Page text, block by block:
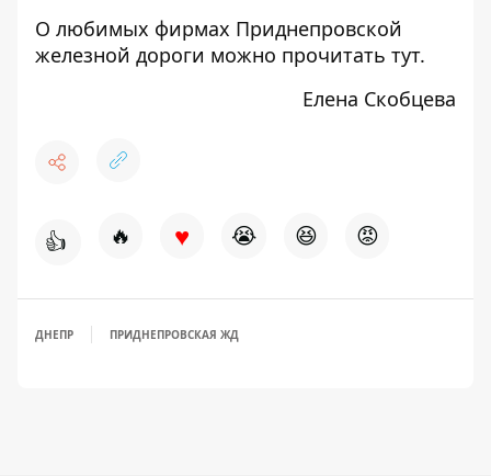
О любимых фирмах Приднепровской
железной дороги можно прочитать тут.
Елена Скобцева
👍 🔥 ♥ 😭 😆 😡
ДНЕПР ПРИДНЕПРОВСКАЯ ЖД